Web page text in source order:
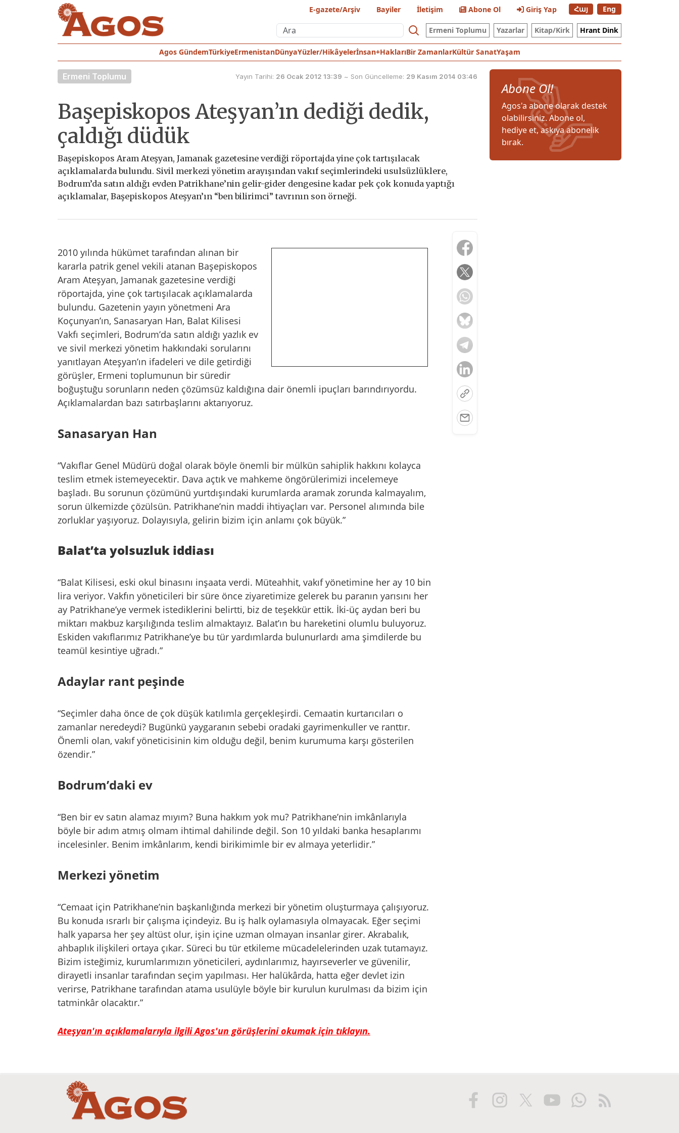
E-gazete/Arşiv Bayiler İletişim Abone Ol Giriş Yap Հայ Eng
Ermeni Toplumu Yazarlar Kitap/Kirk Hrant Dink
Agos GündemTürkiyeErmenistanDünyaYüzler/Hikâyelerİnsan+HaklarıBir ZamanlarKültür SanatYaşam
Ermeni Toplumu Yayın Tarihi: 26 Ocak 2012 13:39 ~ Son Güncelleme: 29 Kasım 2014 03:46
Başepiskopos Ateşyan’ın dediği dedik,
çaldığı düdük
Başepiskopos Aram Ateşyan, Jamanak gazetesine verdiği röportajda yine çok tartışılacak
açıklamalarda bulundu. Sivil merkezi yönetim arayışından vakıf seçimlerindeki usulsüzlüklere,
Bodrum’da satın aldığı evden Patrikhane’nin gelir-gider dengesine kadar pek çok konuda yaptığı
açıklamalar, Başepiskopos Ateşyan’ın “ben bilirimci” tavrının son örneği.
2010 yılında hükümet tarafından alınan bir
kararla patrik genel vekili atanan Başepiskopos
Aram Ateşyan, Jamanak gazetesine verdiği
röportajda, yine çok tartışılacak açıklamalarda
bulundu. Gazetenin yayın yönetmeni Ara
Koçunyan’ın, Sanasaryan Han, Balat Kilisesi
Vakfı seçimleri, Bodrum’da satın aldığı yazlık ev
ve sivil merkezi yönetim hakkındaki sorularını
yanıtlayan Ateşyan’ın ifadeleri ve dile getirdiği
görüşler, Ermeni toplumunun bir süredir
boğuştuğu sorunların neden çözümsüz kaldığına dair önemli ipuçları barındırıyordu.
Açıklamalardan bazı satırbaşlarını aktarıyoruz.
Sanasaryan Han
“Vakıflar Genel Müdürü doğal olarak böyle önemli bir mülkün sahiplik hakkını kolayca
teslim etmek istemeyecektir. Dava açtık ve mahkeme öngörülerimizi incelemeye
başladı. Bu sorunun çözümünü yurtdışındaki kurumlarda aramak zorunda kalmayalım,
sorun ülkemizde çözülsün. Patrikhane’nin maddi ihtiyaçları var. Personel alımında bile
zorluklar yaşıyoruz. Dolayısıyla, gelirin bizim için anlamı çok büyük.”
Balat’ta yolsuzluk iddiası
“Balat Kilisesi, eski okul binasını inşaata verdi. Müteahhit, vakıf yönetimine her ay 10 bin
lira veriyor. Vakfın yöneticileri bir süre önce ziyaretimize gelerek bu paranın yarısını her
ay Patrikhane’ye vermek istediklerini belirtti, biz de teşekkür ettik. İki-üç aydan beri bu
miktarı makbuz karşılığında teslim almaktayız. Balat’ın bu hareketini olumlu buluyoruz.
Eskiden vakıflarımız Patrikhane’ye bu tür yardımlarda bulunurlardı ama şimdilerde bu
teamül kesintiye uğradı.”
Adaylar rant peşinde
“Seçimler daha önce de çok düşük katılımla gerçekleşirdi. Cemaatin kurtarıcıları o
zamanlar neredeydi? Bugünkü yaygaranın sebebi oradaki gayrimenkuller ve ranttır.
Önemli olan, vakıf yöneticisinin kim olduğu değil, benim kurumuma karşı gösterilen
özendir.”
Bodrum’daki ev
“Ben bir ev satın alamaz mıyım? Buna hakkım yok mu? Patrikhane’nin imkânlarıyla
böyle bir adım atmış olmam ihtimal dahilinde değil. Son 10 yıldaki banka hesaplarımı
incelesinler. Benim imkânlarım, kendi birikimimle bir ev almaya yeterlidir.”
Merkezi yönetim
“Cemaat için Patrikhane’nin başkanlığında merkezi bir yönetim oluşturmaya çalışıyoruz.
Bu konuda ısrarlı bir çalışma içindeyiz. Bu iş halk oylamasıyla olmayacak. Eğer seçimi
halk yaparsa her şey altüst olur, işin içine uzman olmayan insanlar girer. Akrabalık,
ahbaplık ilişkileri ortaya çıkar. Süreci bu tür etkileme mücadelelerinden uzak tutamayız.
Bizim isteğimiz, kurumlarımızın yöneticileri, aydınlarımız, hayırseverler ve güvenilir,
dirayetli insanlar tarafından seçim yapılması. Her halükârda, hatta eğer devlet izin
verirse, Patrikhane tarafından atama usulüyle böyle bir kurulun kurulması da bizim için
tatminkâr olacaktır.”
Ateşyan'ın açıklamalarıyla ilgili Agos'un görüşlerini okumak için tıklayın.
Abone Ol!
Agos'a abone olarak destek
olabilirsiniz. Abone ol,
hediye et, askıya abonelik
bırak.